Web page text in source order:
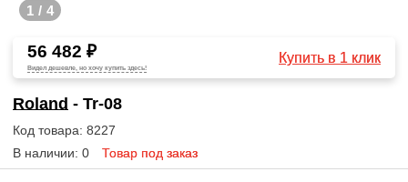
1 / 4
56 482 ₽
Видел дешевле, но хочу купить здесь!
Купить в 1 клик
Roland - Tr-08
Код товара: 8227
В наличии: 0
Товар под заказ